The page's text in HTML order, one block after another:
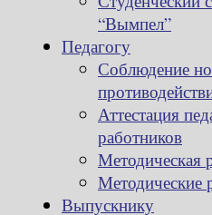
“Вымпел”
Педагогу
Соблюдение
Аттестация
работников
Методическая
Методические
Выпускнику